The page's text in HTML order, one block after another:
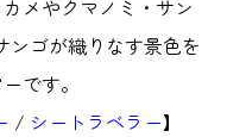
メやクマノミ・サン
ンゴが織りなす景色を
です。
/ シートラベラー】